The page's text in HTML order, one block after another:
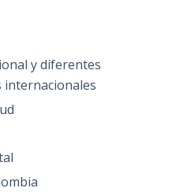
y diferentes
internacionales